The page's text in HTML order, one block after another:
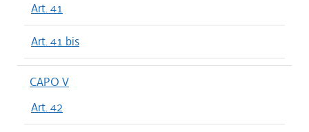
Art. 41
Art. 41 bis
CAPO V
Art. 42